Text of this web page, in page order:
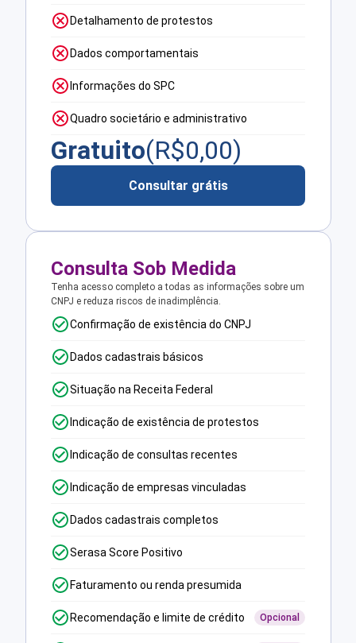
Detalhamento de protestos
Dados comportamentais
Informações do SPC
Quadro societário e administrativo
Gratuito(R$0,00)
Consultar grátis
Consulta Sob Medida
Tenha acesso completo a todas as informações sobre um
CNPJ e reduza riscos de inadimplência.
Confirmação de existência do CNPJ
Dados cadastrais básicos
Situação na Receita Federal
Indicação de existência de protestos
Indicação de consultas recentes
Indicação de empresas vinculadas
Dados cadastrais completos
Serasa Score Positivo
Faturamento ou renda presumida
Recomendação e limite de crédito Opcional